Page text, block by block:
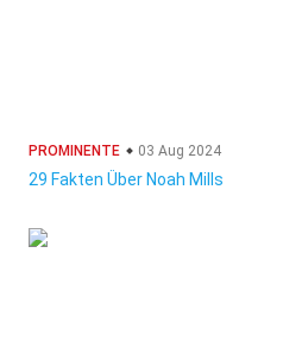
PROMINENTE 03 Aug 2024
29 Fakten Über Noah Mills